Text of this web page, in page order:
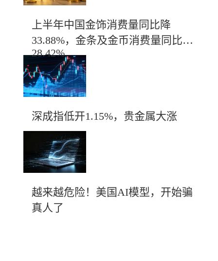
上半年中国金饰消费量同比降
33.88%，金条及金币消费量同比增
28.42%
深成指低开1.15%，贵金属大涨
越来越危险！美国AI模型，开始骗
真人了